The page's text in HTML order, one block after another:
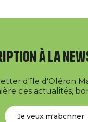
à la
d'île d'Oléron
des actualités,
Je veux m'abonner